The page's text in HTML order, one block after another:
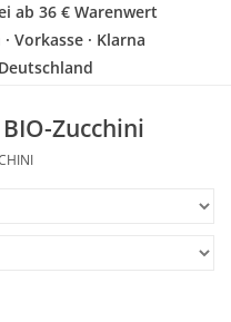
ab 36 € Warenwert
Vorkasse · Klarna
Zucchini